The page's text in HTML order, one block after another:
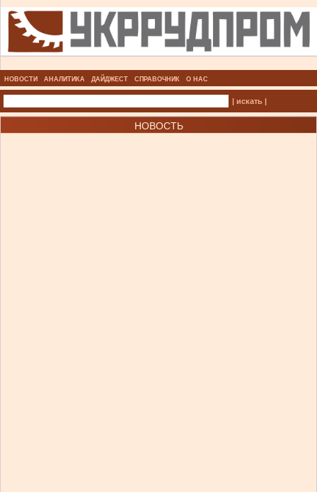
НОВОСТИ АНАЛИТИКА ДАЙДЖЕСТ СПРАВОЧНИК О НАС
| искать |
НОВОСТЬ